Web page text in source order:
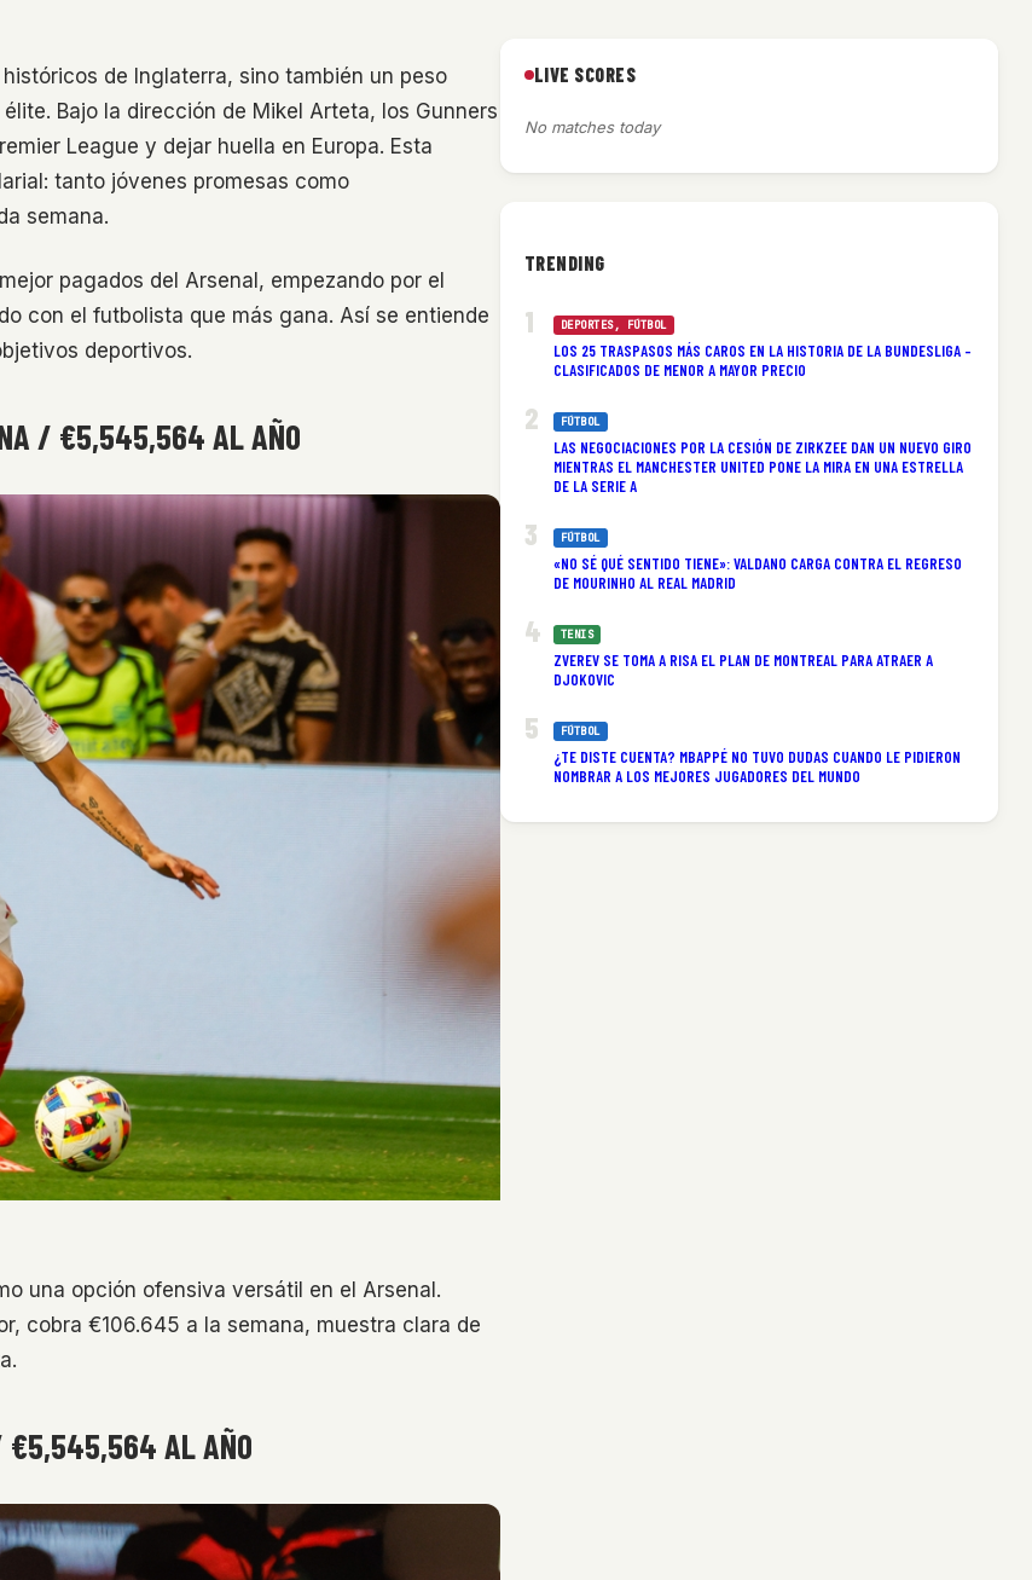
de Inglaterra, sino también un peso
Bajo la dirección de Mikel Arteta, los Gunners
League y dejar huella en Europa. Esta
tanto jóvenes promesas como
semana.
pagados del Arsenal, empezando por el
con el futbolista que más gana. Así se entiende
deportivos.
/ €5,545,564 AL AÑO
una opción ofensiva versátil en el Arsenal.
cobra €106.645 a la semana, muestra clara de
€5,545,564 AL AÑO
LIVE SCORES
No matches today
TRENDING
DEPORTES, FÚTBOL
LOS 25 TRASPASOS MÁS CAROS EN LA HISTORIA DE LA BUNDESLIGA –
CLASIFICADOS DE MENOR A MAYOR PRECIO
FÚTBOL
LAS NEGOCIACIONES POR LA CESIÓN DE ZIRKZEE DAN UN NUEVO GIRO
MIENTRAS EL MANCHESTER UNITED PONE LA MIRA EN UNA ESTRELLA
DE LA SERIE A
FÚTBOL
«NO SÉ QUÉ SENTIDO TIENE»: VALDANO CARGA CONTRA EL REGRESO
DE MOURINHO AL REAL MADRID
TENIS
ZVEREV SE TOMA A RISA EL PLAN DE MONTREAL PARA ATRAER A
DJOKOVIC
FÚTBOL
¿TE DISTE CUENTA? MBAPPÉ NO TUVO DUDAS CUANDO LE PIDIERON
NOMBRAR A LOS MEJORES JUGADORES DEL MUNDO